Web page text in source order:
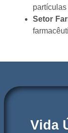
partículas
Setor
Vida